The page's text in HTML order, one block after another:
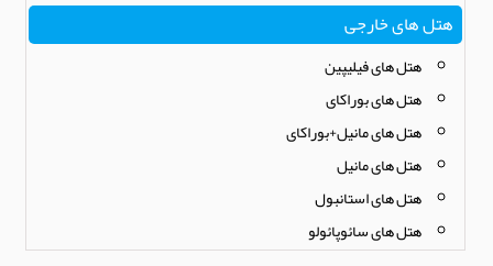
هتل های خارجی
هتل های فیلیپین
هتل های بوراکای
هتل های مانیل+بوراکای
هتل های مانیل
هتل های استانبول
هتل های سائوپائولو